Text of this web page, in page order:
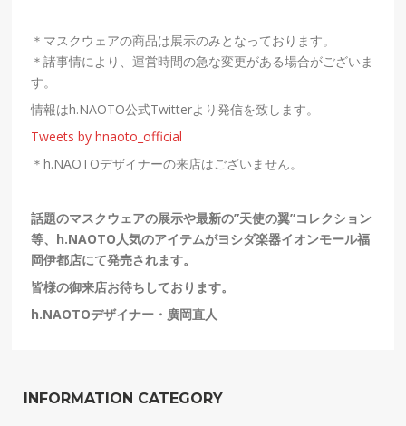
＊マスクウェアの商品は展示のみとなっております。
＊諸事情により、運営時間の急な変更がある場合がございま
す。
情報はh.NAOTO公式Twitterより発信を致します。
Tweets by hnaoto_official
＊h.NAOTOデザイナーの来店はございません。
話題のマスクウェアの展示や最新の”天使の翼”コレクション
等、h.NAOTO人気のアイテムがヨシダ楽器イオンモール福
岡伊都店にて発売されます。
皆様の御来店お待ちしております。
h.NAOTOデザイナー・廣岡直人
INFORMATION CATEGORY